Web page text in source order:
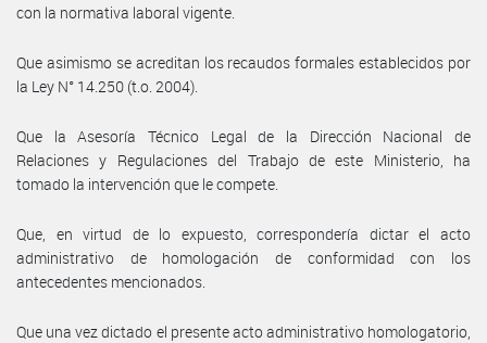
con la normativa laboral vigente.
Que asimismo se acreditan los recaudos formales establecidos por
la Ley N° 14.250 (t.o. 2004).
Que la Asesoría Técnico Legal de la Dirección Nacional de
Relaciones y Regulaciones del Trabajo de este Ministerio, ha
tomado la intervención que le compete.
Que, en virtud de lo expuesto, correspondería dictar el acto
administrativo de homologación de conformidad con los
antecedentes mencionados.
Que una vez dictado el presente acto administrativo homologatorio,